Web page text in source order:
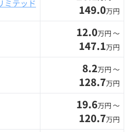
ミテッド 149.0万円
12.0万円 〜
147.1万円
8.2万円 〜
128.7万円
19.6万円 〜
120.7万円